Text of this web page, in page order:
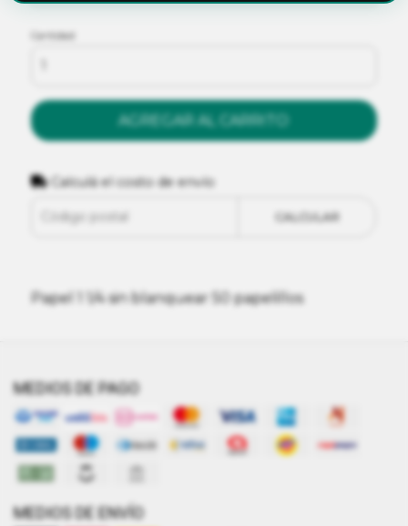
Cantidad
AGREGAR AL CARRITO
Calculá el costo de envío
CALCULAR
Papel 1 1/4 sin blanquear 50 papelillos
MEDIOS DE PAGO
MEDIOS DE ENVÍO